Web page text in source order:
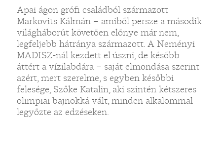
Apai ágon grófi családból származott
Markovits Kálmán – amiből persze a második
világháborút követően előnye már nem,
legfeljebb hátránya származott. A Neményi
MADISZ-nál kezdett el úszni, de később
áttért a vízilabdára – saját elmondása szerint
azért, mert szerelme, s egyben későbbi
felesége, Szőke Katalin, aki szintén kétszeres
olimpiai bajnokká vált, minden alkalommal
legyőzte az edzéseken.